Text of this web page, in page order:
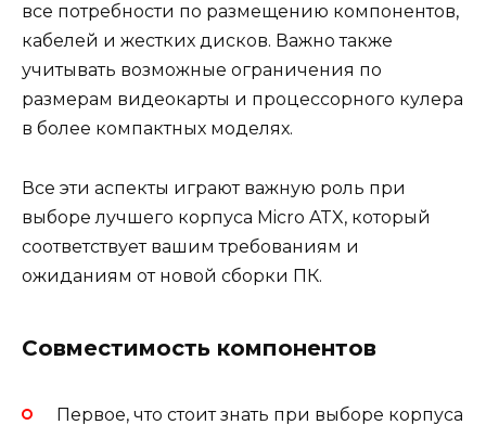
все потребности по размещению компонентов,
кабелей и жестких дисков. Важно также
учитывать возможные ограничения по
размерам видеокарты и процессорного кулера
в более компактных моделях.
Все эти аспекты играют важную роль при
выборе лучшего корпуса Micro ATX, который
соответствует вашим требованиям и
ожиданиям от новой сборки ПК.
Совместимость компонентов
Первое, что стоит знать при выборе корпуса